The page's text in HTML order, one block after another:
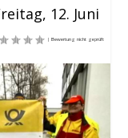
12. Juni